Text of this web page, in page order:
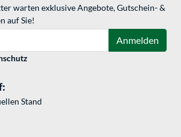
warten exklusive Angebote, Gutschein- &
auf Sie!
Anmelden
Stand